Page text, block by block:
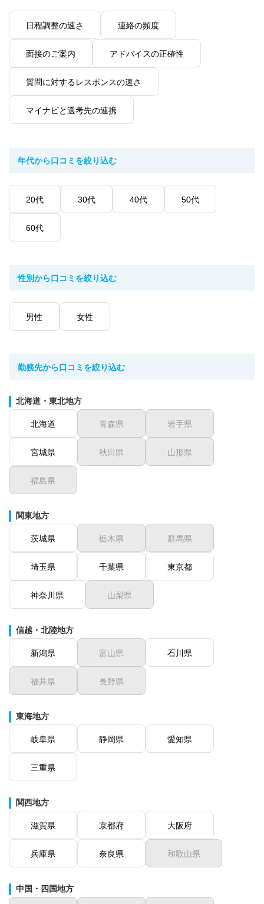
日程調整の速さ 連絡の頻度
面接のご案内 アドバイスの正確性
質問に対するレスポンスの速さ
マイナビと選考先の連携
年代から口コミを絞り込む
20代 30代 40代 50代
60代
性別から口コミを絞り込む
男性 女性
勤務先から口コミを絞り込む
北海道・東北地方
北海道 青森県 岩手県
宮城県 秋田県 山形県
福島県
関東地方
茨城県 栃木県 群馬県
埼玉県 千葉県 東京都
神奈川県 山梨県
信越・北陸地方
新潟県 富山県 石川県
福井県 長野県
東海地方
岐阜県 静岡県 愛知県
三重県
関西地方
滋賀県 京都府 大阪府
兵庫県 奈良県 和歌山県
中国・四国地方